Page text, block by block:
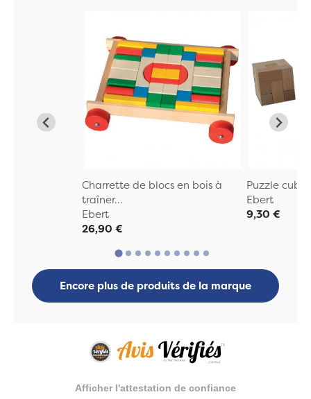
Charrette de blocs en bois à
traîner...
Ebert
26,90 €
Puzzle
Ebert
9,30 €
Encore plus de produits de la marque
Afficher l'attestation de confiance